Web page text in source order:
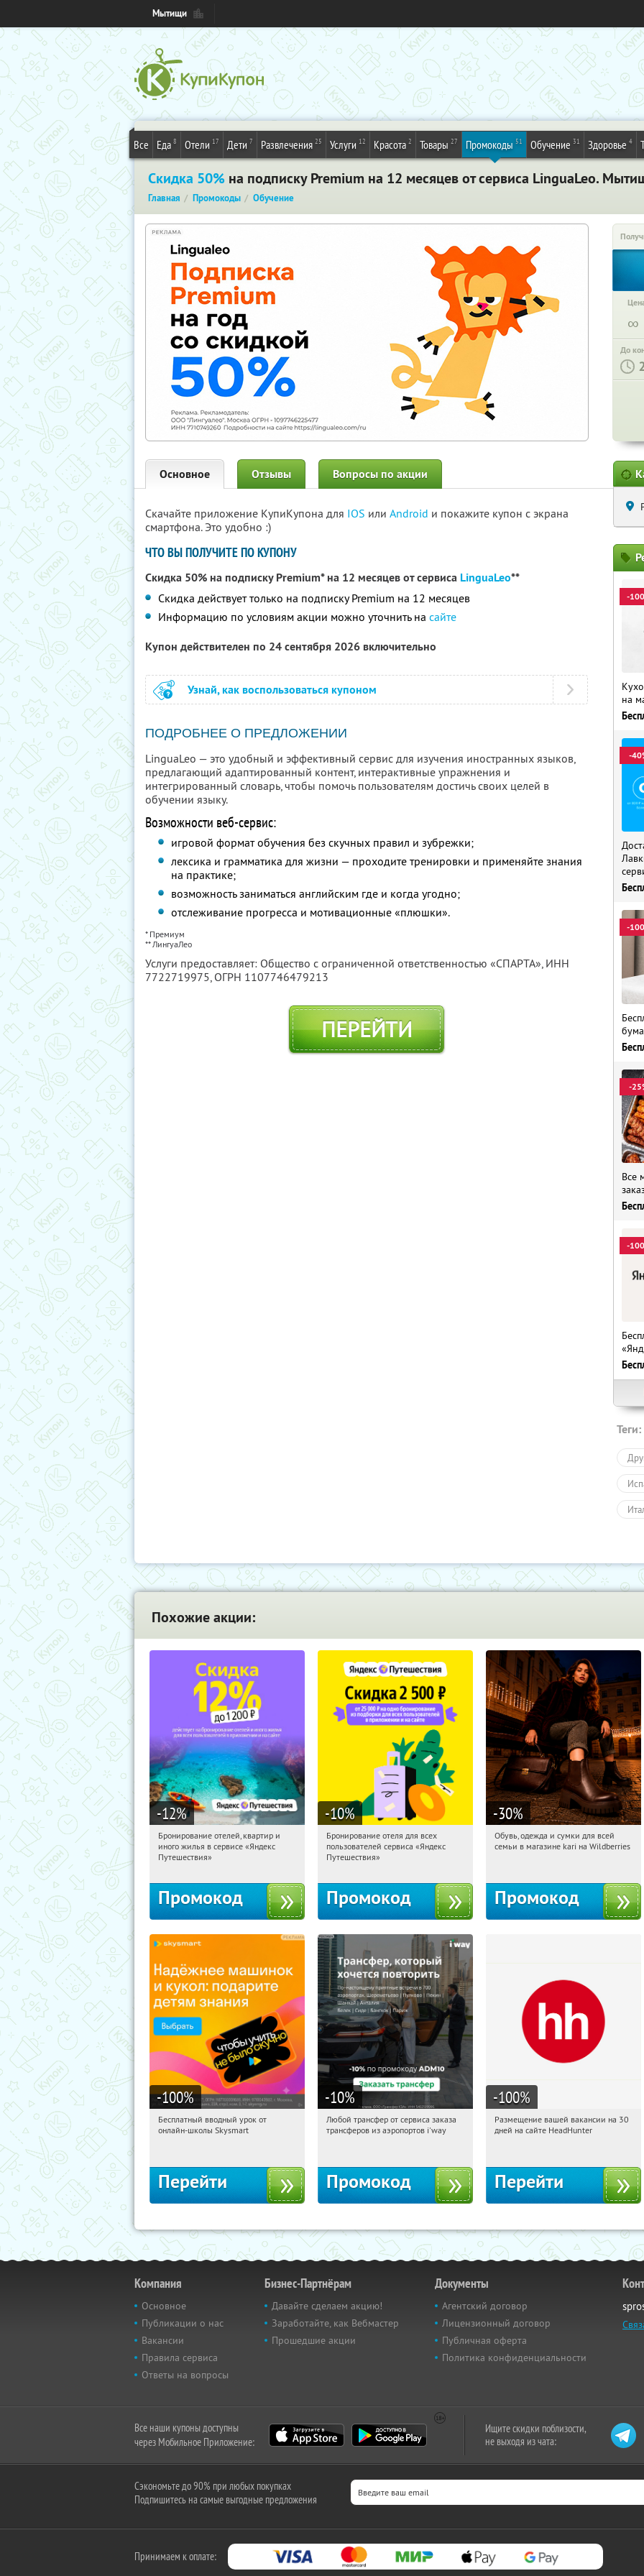
Мытищи
Все Еда 8 Отели 17 Дети 7 Развлечения 25 Услуги 12 Красота 2 Товары 27 Промокоды 51 Обучение 31 Здоровье 4
Скидка 50% на подписку Premium на 12 месяцев от сервиса LinguaLeo.
Главная Промокоды Обучение
∞
До
Основное Отзывы Вопросы по акции
Скачайте приложение КупиКупона для IOS или Android и покажите купон с экрана
смартфона. Это удобно :)
ЧТО ВЫ ПОЛУЧИТЕ ПО КУПОНУ
Скидка 50% на подписку Premium* на 12 месяцев от сервиса LinguaLeo**
Скидка действует только на подписку Premium на 12 месяцев
Информацию по условиям акции можно уточнить на сайте
Купон действителен по 24 сентября 2026 включительно
Узнай, как воспользоваться купоном
ПОДРОБНЕЕ О ПРЕДЛОЖЕНИИ
LinguaLeo — это удобный и эффективный сервис для изучения иностранных языков,
предлагающий адаптированный контент, интерактивные упражнения и
интегрированный словарь, чтобы помочь пользователям достичь своих целей в
обучении языку.
Возможности веб-сервис:
игровой формат обучения без скучных правил и зубрежки;
лексика и грамматика для жизни — проходите тренировки и применяйте знания
на практике;
возможность заниматься английским где и когда угодно;
отслеживание прогресса и мотивационные «плюшки».
* Премиум
** ЛингуаЛео
Услуги предоставляет: Общество с ограниченной ответственностью «СПАРТА», ИНН
7722719975, ОГРН 1107746479213
ПЕРЕЙТИ
-
на
-
-
-
Все
-
Теги:
Похожие акции:
-12%
00:33:04
Получи первым!
Россия
Бронирование отелей, квартир и
иного жилья в сервисе «Яндекс
Путешествия»
Промокод
-10%
00:33:04
Получи первым!
Россия
Бронирование отеля для всех
пользователей сервиса «Яндекс
Путешествия»
Промокод
-30%
00:33:04 Получили:
Обувь, одежда и сумки для всей
семьи в магазине kari на Wildberries
Промокод
-100%
00:33:04
Получи первым!
Бесплатный вводный урок от
онлайн-школы Skysmart
Перейти
-10%
00:33:04
Получи первым!
Любой трансфер от сервиса заказа
трансферов из аэропортов i'way
Промокод
-100%
00:33:04 Получили:
Размещение вашей вакансии на 30
дней на сайте HeadHunter
Перейти
Компания
Основное
Публикации о нас
Вакансии
Правила сервиса
Ответы на вопросы
Бизнес-Партнёрам
Давайте сделаем акцию!
Заработайте, как Вебмастер
Прошедшие акции
Документы
Агентский договор
Лицензионный договор
Публичная оферта
Политика конфиденциальности
Все наши купоны доступны
через Мобильное Приложение:
Ищите скидки поблизости,
не выходя из чата:
Сэкономьте до 90% при любых покупках
Подпишитесь на самые выгодные предложения
Принимаем к оплате: